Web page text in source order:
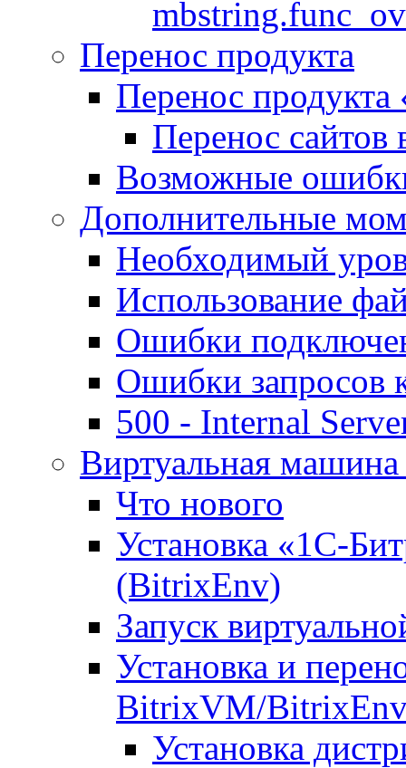
Перенос продукта
Перенос продукта
Перенос сайтов
Возможные
Дополнительные
Необходимый
Использование
Ошибки
Ошибки запросов
500 - Internal
Виртуальная
Что нового
Установка «1С-
(BitrixEnv)
Запуск
Установка и
BitrixVM/
Установка